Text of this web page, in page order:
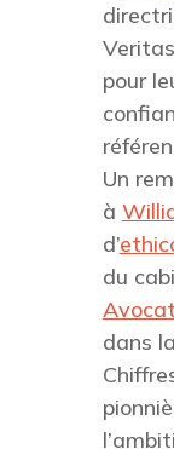
pour
Un
à
d’
du
dans